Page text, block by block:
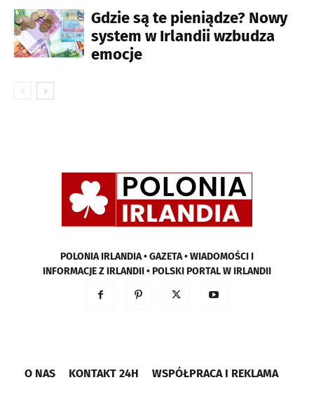
Gdzie są te pieniądze? Nowy
system w Irlandii wzbudza
emocje
POLONIA IRLANDIA • GAZETA • WIADOMOŚCI I
INFORMACJE Z IRLANDII • POLSKI PORTAL W IRLANDII
O NAS KONTAKT 24H WSPÓŁPRACA I REKLAMA